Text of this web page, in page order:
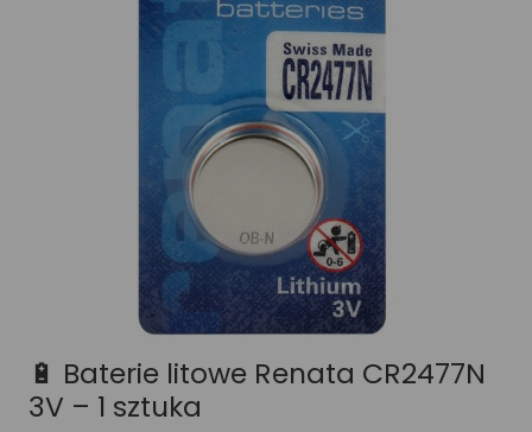
🔋 Baterie litowe Renata CR2477N
3V – 1 sztuka